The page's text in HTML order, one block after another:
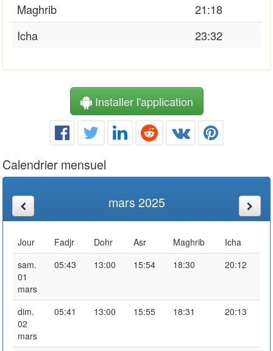
Maghrib
21:18
Icha
23:32
Installer l'application
Calendrier mensuel
mars 2025
Jour Fadjr Dohr Asr Maghrib
Icha
sam.
01
mars
05:43 13:00 15:54 18:30 20:12
dim.
02
mars
05:41 13:00 15:55 18:31 20:13